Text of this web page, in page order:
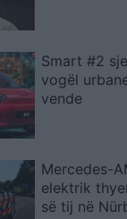
Smart #2
vogël
vende
Mercedes-
elektrik
së tij në